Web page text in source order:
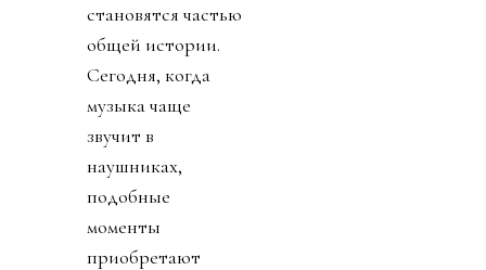
становятся частью
общей истории.
Сегодня, когда
музыка чаще
звучит в
наушниках,
подобные
моменты
приобретают